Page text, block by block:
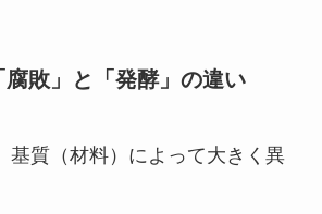
腐敗」と「発酵」の違い
基質（材料）によって大きく異